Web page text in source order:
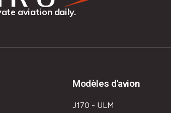
aviation daily.
Modèles d'avion
J170 - ULM